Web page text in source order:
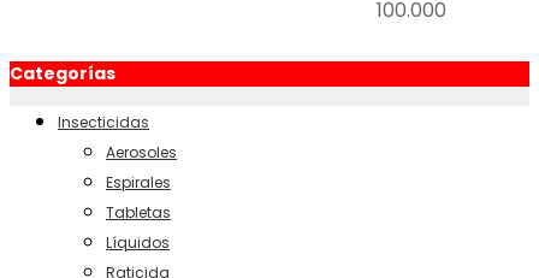
100.000
Categorías
Insecticidas
Aerosoles
Espirales
Tabletas
Líquidos
Raticida